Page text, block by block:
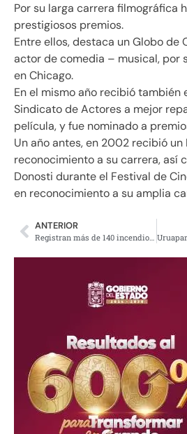
Por su larga carrera filmográfica
prestigiosos premios.
Entre ellos, destaca un Globo de
actor de comedia – musical, por
en Chicago.
En el mismo año recibió también
Sindicato de Actores a mejor
película, y fue nominado a
Un año antes, en 2002 recibió un
reconocimiento a su carrera, así
Donosti durante el Festival de
en reconocimiento a su amplia
ANTERIOR
Registran más de 140 incendios en diferentes estados de la República